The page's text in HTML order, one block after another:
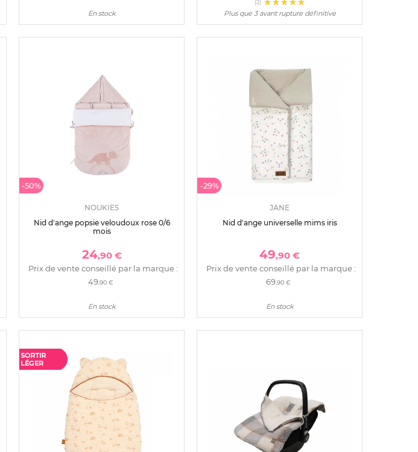
En stock
(2)
Plus que 3 avant rupture définitive
-50%
NOUKIES
Nid d'ange popsie veloudoux rose 0/6
mois
24,90 €
Prix de vente conseillé par la marque :
49,90 €
En stock
-29%
JANE
Nid d'ange universelle mims iris
49,90 €
Prix de vente conseillé par la marque :
69,90 €
En stock